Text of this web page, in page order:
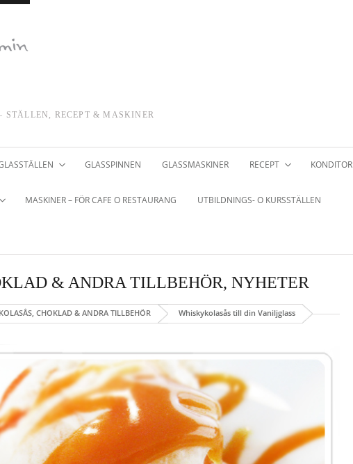
STÄLLEN, RECEPT & MASKINER
GLASSPINNEN GLASSMASKINER RECEPT KONDITOR
MASKINER – FÖR CAFE O RESTAURANG UTBILDNINGS- O KURSSTÄLLEN
& ANDRA TILLBEHÖR, NYHETER
KOLASÅS, CHOKLAD & ANDRA TILLBEHÖR Whiskykolasås till din Vaniljglass